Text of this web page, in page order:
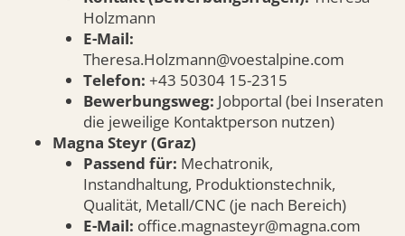
Holzmann
E-Mail:
Theresa.Holzmann@voestalpine.com
Telefon: +43 50304 15-2315
Bewerbungsweg: Jobportal (bei Inseraten
die jeweilige Kontaktperson nutzen)
Magna Steyr (Graz)
Passend für: Mechatronik,
Instandhaltung, Produktionstechnik,
Qualität, Metall/CNC (je nach Bereich)
E-Mail: office.magnasteyr@magna.com